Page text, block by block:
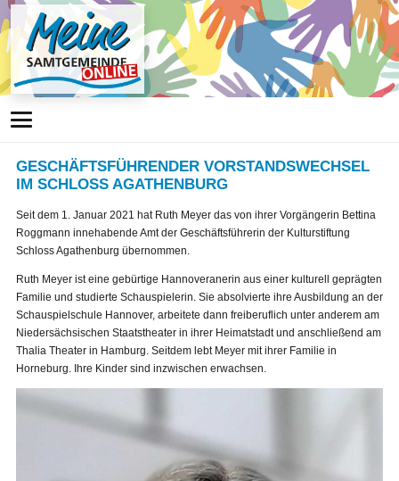
GESCHÄFTSFÜHRENDER VORSTANDSWECHSEL
IM SCHLOSS AGATHENBURG
Seit dem 1. Januar 2021 hat Ruth Meyer das von ihrer Vorgängerin Bettina
Roggmann innehabende Amt der Geschäftsführerin der Kulturstiftung
Schloss Agathenburg übernommen.
Ruth Meyer ist eine gebürtige Hannoveranerin aus einer kulturell geprägten
Familie und studierte Schauspielerin. Sie absolvierte ihre Ausbildung an der
Schauspielschule Hannover, arbeitete dann freiberuflich unter anderem am
Niedersächsischen Staatstheater in ihrer Heimatstadt und anschließend am
Thalia Theater in Hamburg. Seitdem lebt Meyer mit ihrer Familie in
Horneburg. Ihre Kinder sind inzwischen erwachsen.